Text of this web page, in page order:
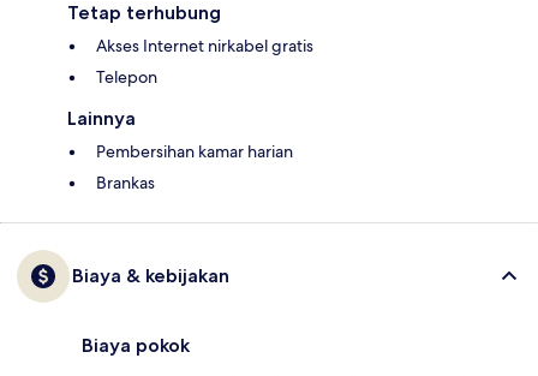
Tetap terhubung
Akses Internet nirkabel gratis
Telepon
Lainnya
Pembersihan kamar harian
Brankas
Biaya & kebijakan
Biaya pokok